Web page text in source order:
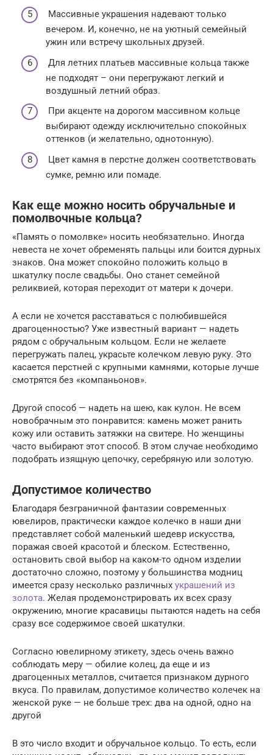
Массивные украшения надевают только
вечером. И, конечно, не на уютный семейный
ужин или встречу школьных друзей.
Для летних платьев массивные кольца также
не подходят – они перегружают легкий и
воздушный летний образ.
При акценте на дорогом массивном кольце
выбирают одежду исключительно спокойных
оттенков (и желательно, однотонную).
Цвет камня в перстне должен соответствовать
сумке, ремню или помаде.
Как еще можно носить обручальные и
помолвочные кольца?
«Память о помолвке» носить необязательно. Иногда
невеста не хочет обременять пальцы или боится дурных
знаков. Она может спокойно положить кольцо в
шкатулку после свадьбы. Оно станет семейной
реликвией, которая переходит от матери к дочери.
А если не хочется расставаться с полюбившейся
драгоценностью? Уже известный вариант — надеть
рядом с обручальным кольцом. Если не желаете
перегружать палец, украсьте колечком левую руку. Это
касается перстней с крупными камнями, которые лучше
смотрятся без «компаньонов».
Другой способ — надеть на шею, как кулон. Не всем
новобрачным это понравится: камень может ранить
кожу или оставить затяжки на свитере. Но женщины
часто выбирают этот способ. В этом случае необходимо
подобрать изящную цепочку, серебряную или золотую.
Допустимое количество
Благодаря безграничной фантазии современных
ювелиров, практически каждое колечко в наши дни
представляет собой маленький шедевр искусства,
поражая своей красотой и блеском. Естественно,
остановить свой выбор на каком-то одном изделии
достаточно сложно, поэтому у большинства модниц
имеется сразу несколько различных украшений из
золота. Желая продемонстрировать их всех сразу
окружению, многие красавицы пытаются надеть на себя
сразу все содержимое своей шкатулки.
Согласно ювелирному этикету, здесь очень важно
соблюдать меру — обилие колец, да еще и из
драгоценных металлов, считается признаком дурного
вкуса. По правилам, допустимое количество колечек на
женской руке — не больше трех: два на одной, одно на
другой
В это число входит и обручальное кольцо. То есть, если